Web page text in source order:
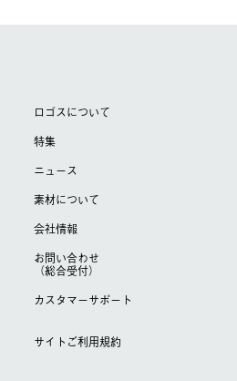
ロゴスについて
特集
ニュース
素材について
会社情報
お問い合わせ
（総合受付）
カスタマーサポート
サイトご利用規約